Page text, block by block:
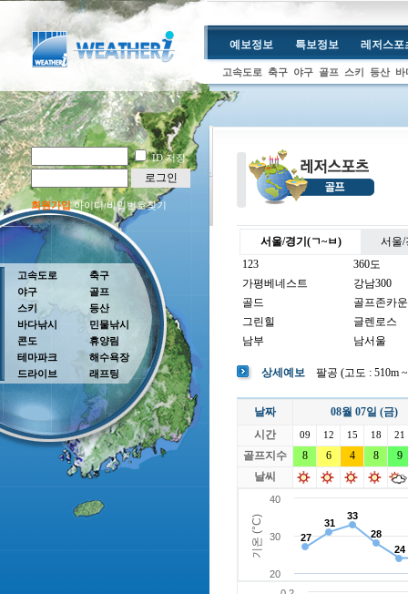
ID 저장
로그인
회원가입아이디/비밀번호찾기
예보정보 특보정보 레저스포
고속도로 축구 야구 골프 스키 등산 바
고속도로
야구
스키
바다낚시
콘도
테마파크
드라이브
축구
골프
등산
민물낚시
휴양림
해수욕장
래프팅
서울/경기(ㄱ~ㅂ)
서울/
123
360도
가평베네스트
강남300
골드
골프존카
그린힐
글렌로스
남부
남서울
뉴코리아
더반
더크로스비
더헤븐
라싸
락가든
로제비앙
루트52
마에스트로
마이다스
베뉴지
베르힐영종
블랙스톤GC이천
빅토리아
상세예보 팔공 (고도 : 510m
날짜
08월 07일 (금)
시간
09 12 15 18 21
골프지수 8 6 4 8
9
날씨